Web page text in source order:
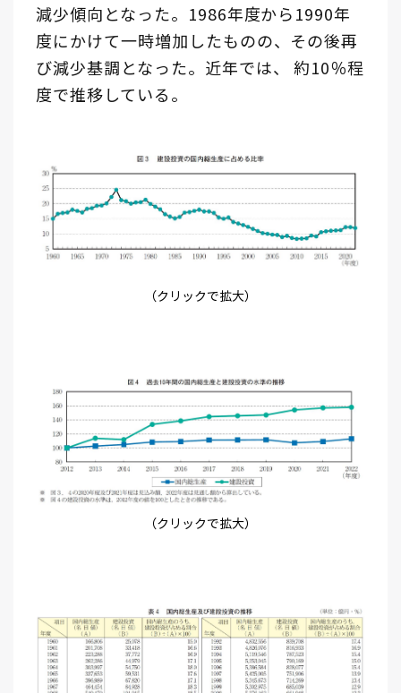
減少傾向となった。1986年度から1990年
度にかけて一時増加したものの、その後再
び減少基調となった。近年では、 約10％程
度で推移している。
（クリックで拡大）
（クリックで拡大）